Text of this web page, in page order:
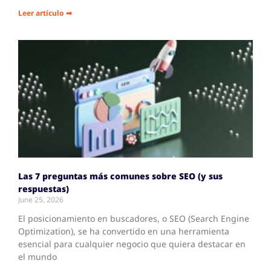
Leer artículo ➡
Las 7 preguntas más comunes sobre SEO (y sus
respuestas)
June 25, 2026
El posicionamiento en buscadores, o SEO (Search Engine
Optimization), se ha convertido en una herramienta
esencial para cualquier negocio que quiera destacar en
el mundo